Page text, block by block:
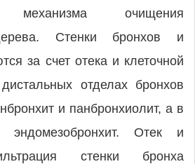
механизма очищения
Стенки бронхов и
за счет отека и клеточной
отделах бронхов
и панбронхиолит, а в
эндомезобронхит. Отек и
стенки бронха